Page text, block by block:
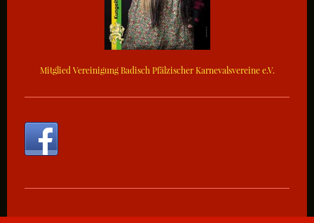
Mitglied Vereinigung Badisch Pfälzischer Karnevalsvereine e.V.